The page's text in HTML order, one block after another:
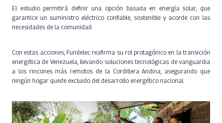
El estudio permitirá definir una opción basada en energía solar, que
garantice un suministro eléctrico confiable, sostenible y acorde con las
necesidades de la comunidad.
Con estas acciones, Fundelec reafirma su rol protagónico en la transición
energética de Venezuela, llevando soluciones tecnológicas de vanguardia
a los rincones más remotos de la Cordillera Andina, asegurando que
ningún hogar quede excluido del desarrollo energético nacional.